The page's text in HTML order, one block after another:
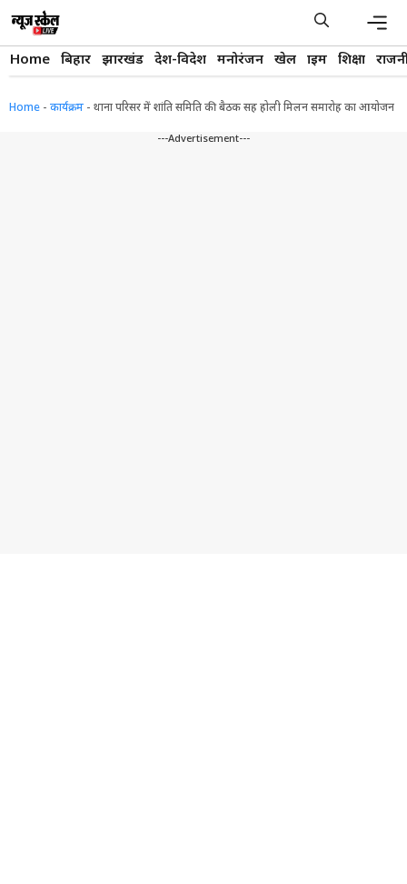
content
Home बिहार झारखंड देश-विदेश मनोरंजन खेल क्राइम शिक्षा
Home - कार्यक्रम - थाना परिसर में शांति समिति की बैठक सह होली मिलन समारोह का आयोजन
---Advertisement---